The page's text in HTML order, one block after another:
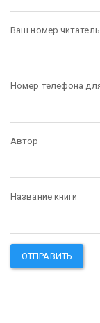
Ваш номер
Номер телефона
Автор
Название книги
ОТПРАВИТЬ